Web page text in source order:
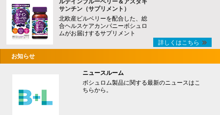
サンチン（サプリメント）
北欧産ビルベリーを配合した、総
合ヘルスケアカンパニーボシュロ
ムがお届けするサプリメント
詳しくはこちら
お知らせ
ニュースルーム
ボシュロム製品に関する最新のニュースはこ
ちらから。